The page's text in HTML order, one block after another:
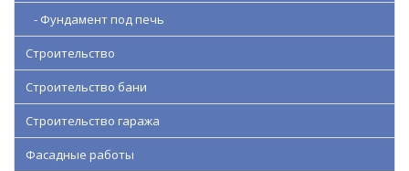
- Фундамент под печь
Строительство
Строительство бани
Строительство гаража
Фасадные работы